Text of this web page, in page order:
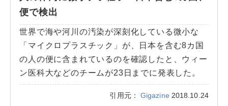
便で検出
世界で海や河川の汚染が深刻化している微小な
「マイクロプラスチック」が、日本を含む8カ国
の人の便に含まれているのを確認したと、ウィー
ン医科大などのチームが23日までに発表した。
引用元： Gigazine 2018.10.24